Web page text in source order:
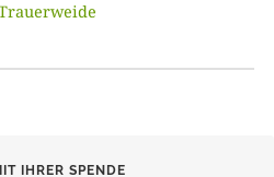
IHRER SPENDE